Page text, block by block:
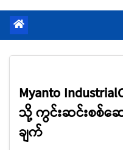
Myanto
သို့ ကွင်းဆင်းစစ်ဆ
ချက်